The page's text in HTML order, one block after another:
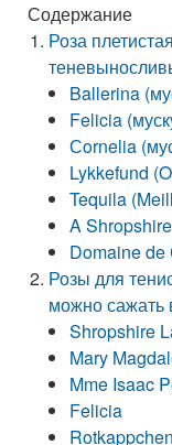
Содержание
Роза
Ballerina
Felicia
Сornelia
Lykkefund
Tequila
A
Domaine de
Розы для
можно сажать
Shropshire
Mary
Mme Isaac
Felicia
Rotkappchen